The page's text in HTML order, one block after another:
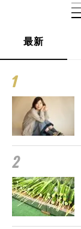
最新